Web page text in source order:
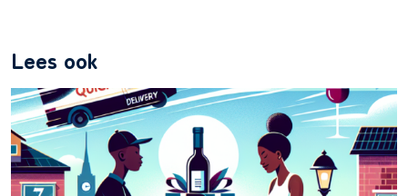
Lees ook